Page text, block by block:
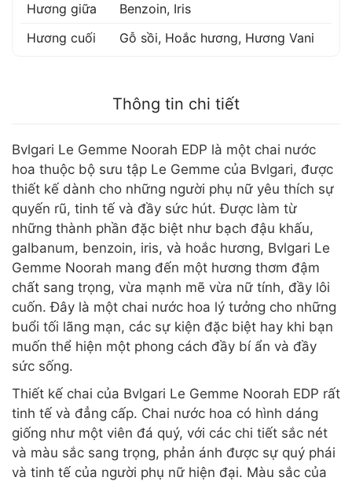
Hương giữa
Benzoin, Iris
Hương cuối
Gỗ sồi, Hoắc hương, Hương Vani
Thông tin chi tiết
Bvlgari Le Gemme Noorah EDP là một chai nước
hoa thuộc bộ sưu tập Le Gemme của Bvlgari, được
thiết kế dành cho những người phụ nữ yêu thích sự
quyến rũ, tinh tế và đầy sức hút. Được làm từ
những thành phần đặc biệt như bạch đậu khấu,
galbanum, benzoin, iris, và hoắc hương, Bvlgari Le
Gemme Noorah mang đến một hương thơm đậm
chất sang trọng, vừa mạnh mẽ vừa nữ tính, đầy lôi
cuốn. Đây là một chai nước hoa lý tưởng cho những
buổi tối lãng mạn, các sự kiện đặc biệt hay khi bạn
muốn thể hiện một phong cách đầy bí ẩn và đầy
sức sống.
Thiết kế chai của Bvlgari Le Gemme Noorah EDP rất
tinh tế và đẳng cấp. Chai nước hoa có hình dáng
giống như một viên đá quý, với các chi tiết sắc nét
và màu sắc sang trọng, phản ánh được sự quý phái
và tinh tế của người phụ nữ hiện đại. Màu sắc của